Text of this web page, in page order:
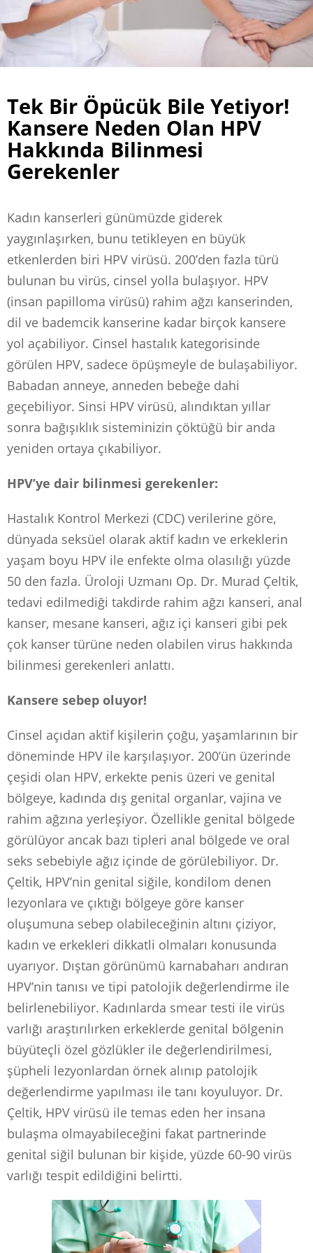
Tek Bir Öpücük Bile Yetiyor!
Kansere Neden Olan HPV
Hakkında Bilinmesi
Gerekenler
Kadın kanserleri günümüzde giderek
yaygınlaşırken, bunu tetikleyen en büyük
etkenlerden biri HPV virüsü. 200’den fazla türü
bulunan bu virüs, cinsel yolla bulaşıyor. HPV
(insan papilloma virüsü) rahim ağzı kanserinden,
dil ve bademcik kanserine kadar birçok kansere
yol açabiliyor. Cinsel hastalık kategorisinde
görülen HPV, sadece öpüşmeyle de bulaşabiliyor.
Babadan anneye, anneden bebeğe dahi
geçebiliyor. Sinsi HPV virüsü, alındıktan yıllar
sonra bağışıklık sisteminizin çöktüğü bir anda
yeniden ortaya çıkabiliyor.
HPV’ye dair bilinmesi gerekenler:
Hastalık Kontrol Merkezi (CDC) verilerine göre,
dünyada seksüel olarak aktif kadın ve erkeklerin
yaşam boyu HPV ile enfekte olma olasılığı yüzde
50 den fazla. Üroloji Uzmanı Op. Dr. Murad Çeltik,
tedavi edilmediği takdirde rahim ağzı kanseri, anal
kanser, mesane kanseri, ağız içi kanseri gibi pek
çok kanser türüne neden olabilen virus hakkında
bilinmesi gerekenleri anlattı.
Kansere sebep oluyor!
Cinsel açıdan aktif kişilerin çoğu, yaşamlarının bir
döneminde HPV ile karşılaşıyor. 200’ün üzerinde
çeşidi olan HPV, erkekte penis üzeri ve genital
bölgeye, kadında dış genital organlar, vajina ve
rahim ağzına yerleşiyor. Özellikle genital bölgede
görülüyor ancak bazı tipleri anal bölgede ve oral
seks sebebiyle ağız içinde de görülebiliyor. Dr.
Çeltik, HPV’nin genital siğile, kondilom denen
lezyonlara ve çıktığı bölgeye göre kanser
oluşumuna sebep olabileceğinin altını çiziyor,
kadın ve erkekleri dikkatli olmaları konusunda
uyarıyor. Dıştan görünümü karnabaharı andıran
HPV’nin tanısı ve tipi patolojik değerlendirme ile
belirlenebiliyor. Kadınlarda smear testi ile virüs
varlığı araştırılırken erkeklerde genital bölgenin
büyüteçli özel gözlükler ile değerlendirilmesi,
şüpheli lezyonlardan örnek alınıp patolojik
değerlendirme yapılması ile tanı koyuluyor. Dr.
Çeltik, HPV virüsü ile temas eden her insana
bulaşma olmayabileceğini fakat partnerinde
genital siğil bulunan bir kişide, yüzde 60-90 virüs
varlığı tespit edildiğini belirtti.